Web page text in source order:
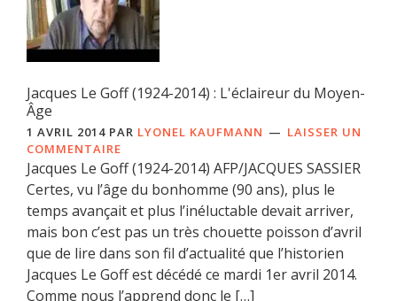
Jacques Le Goff (1924-2014) : L'éclaireur du Moyen-
Âge
1 AVRIL 2014 PAR LYONEL KAUFMANN
LAISSER UN
COMMENTAIRE
Jacques Le Goff (1924-2014) AFP/JACQUES SASSIER
Certes, vu l’âge du bonhomme (90 ans), plus le
temps avançait et plus l’inéluctable devait arriver,
mais bon c’est pas un très chouette poisson d’avril
que de lire dans son fil d’actualité que l’historien
Jacques Le Goff est décédé ce mardi 1er avril 2014.
Comme nous l’apprend donc le […]